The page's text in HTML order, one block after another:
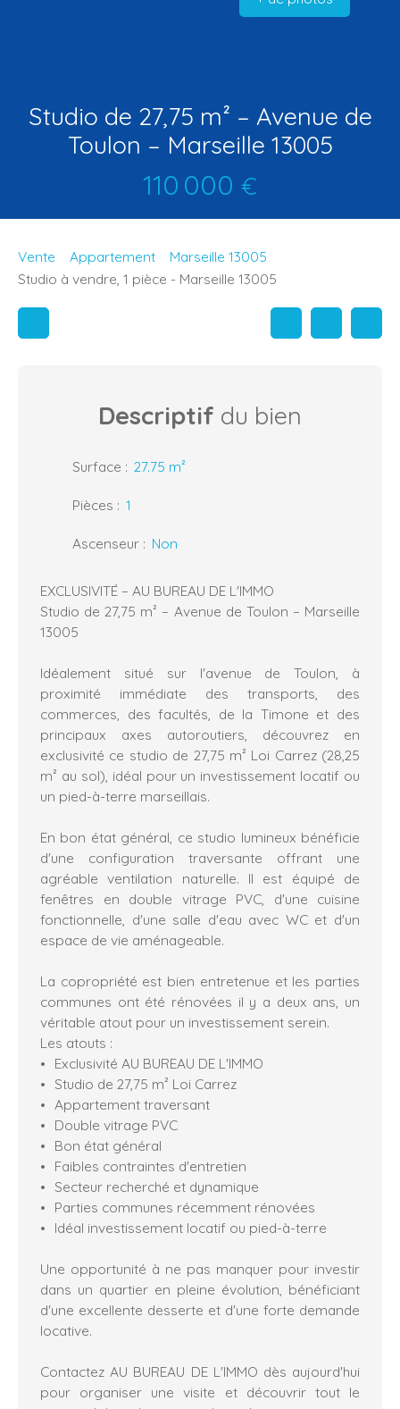
Studio de 27,75 m² – Avenue de
Toulon – Marseille 13005
110 000 €
Vente Appartement
Marseille 13005
Studio à vendre, 1 pièce - Marseille 13005
Descriptif du bien
Surface : 27.75 m²
Pièces : 1
Ascenseur : Non
EXCLUSIVITÉ – AU BUREAU DE L'IMMO
Studio de 27,75 m² – Avenue de Toulon – Marseille
13005
Idéalement situé sur l'avenue de Toulon, à
proximité immédiate des transports, des
commerces, des facultés, de la Timone et des
principaux axes autoroutiers, découvrez en
exclusivité ce studio de 27,75 m² Loi Carrez (28,25
m² au sol), idéal pour un investissement locatif ou
un pied-à-terre marseillais.
En bon état général, ce studio lumineux bénéficie
d'une configuration traversante offrant une
agréable ventilation naturelle. Il est équipé de
fenêtres en double vitrage PVC, d'une cuisine
fonctionnelle, d'une salle d'eau avec WC et d'un
espace de vie aménageable.
La copropriété est bien entretenue et les parties
communes ont été rénovées il y a deux ans, un
véritable atout pour un investissement serein.
Les atouts :
Exclusivité AU BUREAU DE L'IMMO
Studio de 27,75 m² Loi Carrez
Appartement traversant
Double vitrage PVC
Bon état général
Faibles contraintes d'entretien
Secteur recherché et dynamique
Parties communes récemment rénovées
Idéal investissement locatif ou pied-à-terre
Une opportunité à ne pas manquer pour investir
dans un quartier en pleine évolution, bénéficiant
d'une excellente desserte et d'une forte demande
locative.
Contactez AU BUREAU DE L'IMMO dès aujourd'hui
pour organiser une visite et découvrir tout le